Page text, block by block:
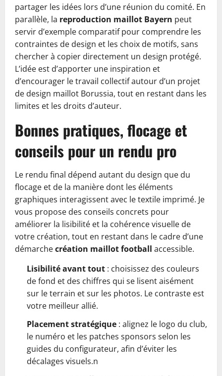
partager les idées lors d’une réunion du comité. En
parallèle, la reproduction maillot Bayern peut
servir d’exemple comparatif pour comprendre les
contraintes de design et les choix de motifs, sans
chercher à copier directement un design protégé.
L’idée est d’apporter une inspiration et
d’encourager le travail collectif autour d’un projet
de design maillot Borussia, tout en restant dans les
limites et les droits d’auteur.
Bonnes pratiques, flocage et
conseils pour un rendu pro
Le rendu final dépend autant du design que du
flocage et de la manière dont les éléments
graphiques interagissent avec le textile imprimé. Je
vous propose des conseils concrets pour
améliorer la lisibilité et la cohérence visuelle de
votre création, tout en restant dans le cadre d’une
démarchecréation maillot football accessible.
Lisibilité avant tout : choisissez des couleurs
de fond et des chiffres qui se lisent aisément
sur le terrain et sur les photos. Le contraste est
votre meilleur allié.
Placement stratégique : alignez le logo du club,
le numéro et les patches sponsors selon les
guides du configurateur, afin d’éviter les
décalages visuels.n